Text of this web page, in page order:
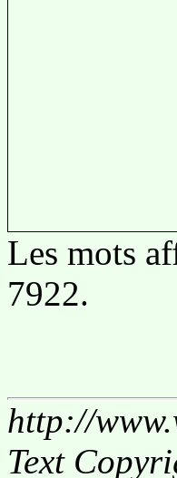
Les mots
7922.
http://
Text